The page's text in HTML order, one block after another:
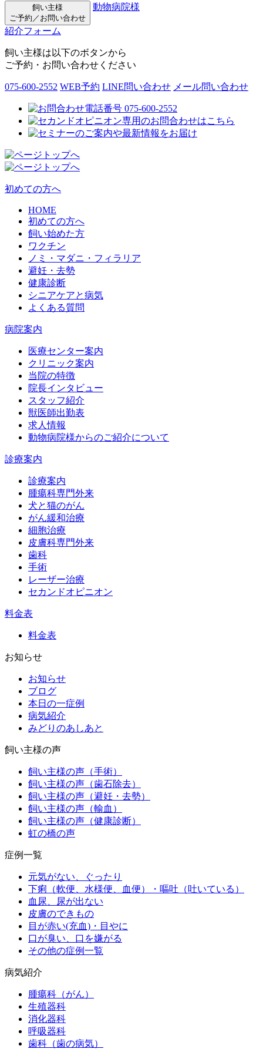
飼い主様
ご予約／お問い合わせ
動物病院様
紹介フォーム
飼い主様は以下のボタンから
ご予約・お問い合わせください
075-600-2552 WEB予約 LINE問い合わせ メール問い合わせ
初めての方へ
HOME
初めての方へ
飼い始めた方
ワクチン
ノミ・マダニ・フィラリア
避妊・去勢
健康診断
シニアケアと病気
よくある質問
病院案内
医療センター案内
クリニック案内
当院の特徴
院長インタビュー
スタッフ紹介
獣医師出勤表
求人情報
動物病院様からのご紹介について
診療案内
診療案内
腫瘍科専門外来
犬と猫のがん
がん緩和治療
細胞治療
皮膚科専門外来
歯科
手術
レーザー治療
セカンドオピニオン
料金表
料金表
お知らせ
お知らせ
ブログ
本日の一症例
病気紹介
みどりのあしあと
飼い主様の声
飼い主様の声（手術）
飼い主様の声（歯石除去）
飼い主様の声（避妊・去勢）
飼い主様の声（輸血）
飼い主様の声（健康診断）
虹の橋の声
症例一覧
元気がない、ぐったり
下痢（軟便、水様便、血便）・嘔吐（吐いている）
血尿、尿が出ない
皮膚のできもの
目が赤い(充血)・目やに
口が臭い、口を嫌がる
その他の症例一覧
病気紹介
腫瘍科（がん）
生殖器科
消化器科
呼吸器科
歯科（歯の病気）